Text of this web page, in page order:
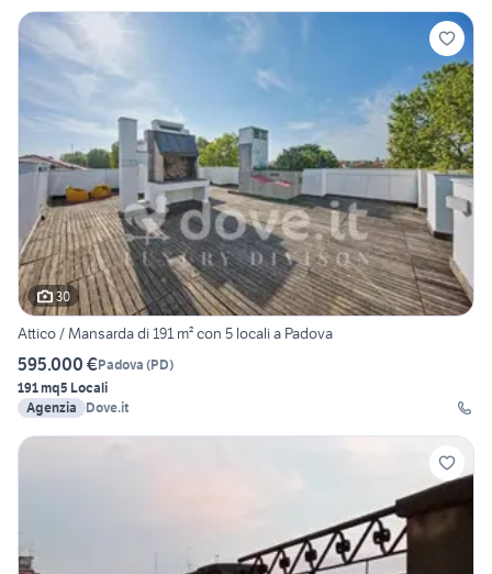
30
Attico / Mansarda di 191 m² con 5 locali a Padova
595.000 €Padova (PD)
191 mq5 Locali
Agenzia
Dove.it